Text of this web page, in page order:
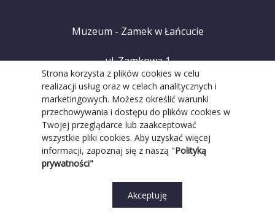
Strona korzysta z plików cookies w celu
realizacji usług oraz w celach analitycznych i
marketingowych. Możesz określić warunki
przechowywania i dostępu do plików cookies w
Twojej przeglądarce lub zaakceptować
wszystkie pliki cookies. Aby uzyskać więcej
informacji, zapoznaj się z naszą "Polityką
prywatności"
Akceptuję
Muzeum - Zamek w Łańcucie
ul. Zamkowa 1
37-100 Łańcut
tel. +48 (17) 225 20 08
|| Strona WCAG